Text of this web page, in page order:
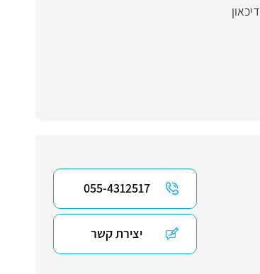
דיכאון
055-4312517
יצירת קשר